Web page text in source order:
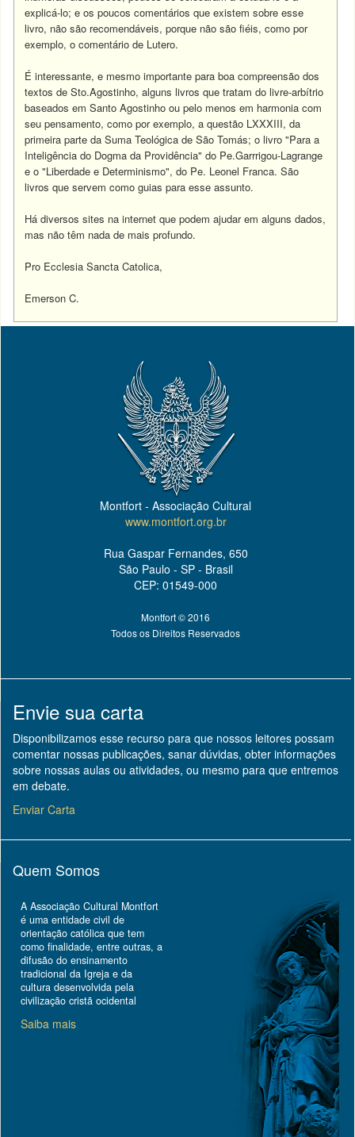
explicá-lo; e os poucos comentários que existem sobre esse
livro, não são recomendáveis, porque não são fiéis, como por
exemplo, o comentário de Lutero.
É interessante, e mesmo importante para boa compreensão dos
textos de Sto.Agostinho, alguns livros que tratam do livre-arbítrio
baseados em Santo Agostinho ou pelo menos em harmonia com
seu pensamento, como por exemplo, a questão LXXXIII, da
primeira parte da Suma Teológica de São Tomás; o livro "Para a
Inteligência do Dogma da Providência" do Pe.Garrrigou-Lagrange
e o "Liberdade e Determinismo", do Pe. Leonel Franca. São
livros que servem como guias para esse assunto.
Há diversos sites na internet que podem ajudar em alguns dados,
mas não têm nada de mais profundo.
Pro Ecclesia Sancta Catolica,
Emerson C.
Montfort - Associação Cultural
www.montfort.org.br
Rua Gaspar Fernandes, 650
São Paulo - SP - Brasil
CEP: 01549-000
Montfort © 2016
Todos os Direitos Reservados
Envie sua carta
Disponibilizamos esse recurso para que nossos leitores possam
comentar nossas publicações, sanar dúvidas, obter informações
sobre nossas aulas ou atividades, ou mesmo para que entremos
em debate.
Enviar Carta
Quem Somos
A Associação Cultural Montfort
é uma entidade civil de
orientação católica que tem
como finalidade, entre outras, a
difusão do ensinamento
tradicional da Igreja e da
cultura desenvolvida pela
civilização cristã ocidental
Saiba mais